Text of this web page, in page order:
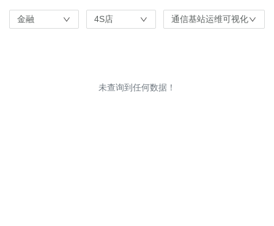
金融 4S店 通信基站运维可视化
未查询到任何数据！